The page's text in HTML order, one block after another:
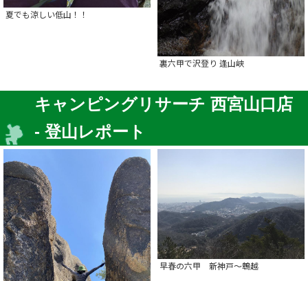
夏でも涼しい低山！！
裏六甲で沢登り 逢山峡
キャンピングリサーチ 西宮山口店
- 登山レポート
早春の六甲 新神戸～鵯越